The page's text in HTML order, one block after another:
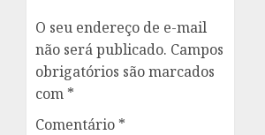
O seu endereço de e-mail
não será publicado. Campos
obrigatórios são marcados
com *
Comentário *